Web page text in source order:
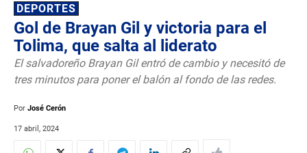
DEPORTES
Gol de Brayan Gil y victoria para el
Tolima, que salta al liderato
El salvadoreño Brayan Gil entró de cambio y necesitó de
tres minutos para poner el balón al fondo de las redes.
Por José Cerón
17 abril, 2024